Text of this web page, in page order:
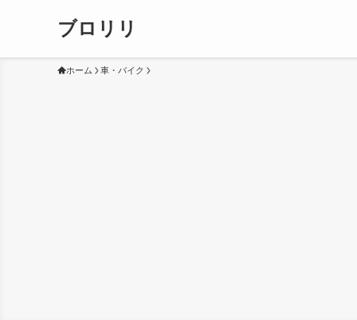
ブロリリ
ホーム 車・バイク